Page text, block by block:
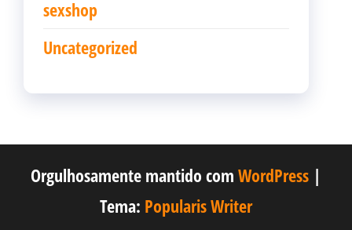
sexshop
Uncategorized
Orgulhosamente mantido com WordPress |
Tema: Popularis Writer